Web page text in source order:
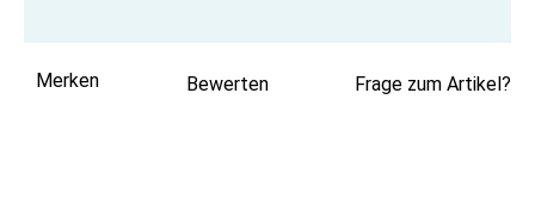
Merken Bewerten Frage zum Artikel?